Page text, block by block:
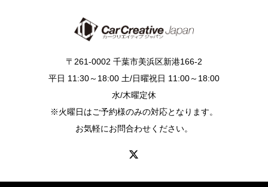
〒261-0002 千葉市美浜区新港166-2
平日 11:30～18:00 土/日曜祝日 11:00～18:00
水/木曜定休
※火曜日はご予約様のみの対応となります。
お気軽にお問合わせください。